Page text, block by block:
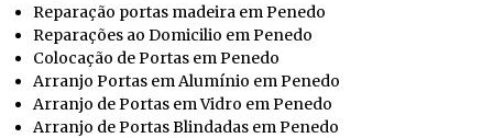
Reparação portas madeira em Penedo
Reparações ao Domicilio em Penedo
Colocação de Portas em Penedo
Arranjo Portas em Alumínio em Penedo
Arranjo de Portas em Vidro em Penedo
Arranjo de Portas Blindadas em Penedo